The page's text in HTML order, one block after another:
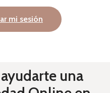
mi sesión
una